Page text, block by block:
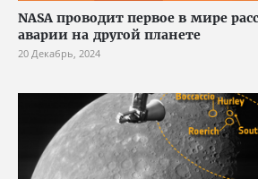
NASA проводит первое в мире
аварии на другой планете
20 Декабрь, 2024